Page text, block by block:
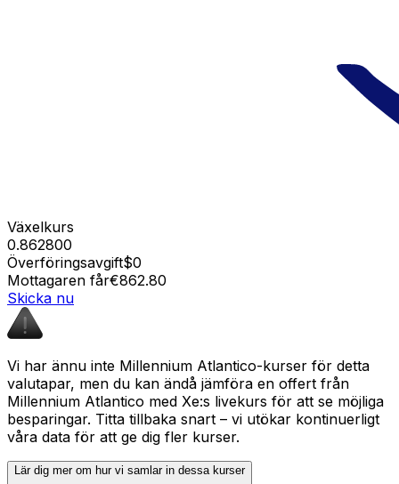
Växelkurs
0.862800
Överföringsavgift$0
Mottagaren får€862.80
Skicka nu
Vi har ännu inte Millennium Atlantico-kurser för detta
valutapar, men du kan ändå jämföra en offert från
Millennium Atlantico med Xe:s livekurs för att se möjliga
besparingar. Titta tillbaka snart – vi utökar kontinuerligt
våra data för att ge dig fler kurser.
Lär dig mer om hur vi samlar in dessa kurser